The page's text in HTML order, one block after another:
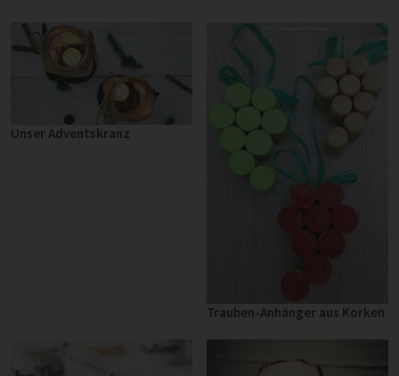
Unser Adventskranz
Trauben-Anhänger aus Korken